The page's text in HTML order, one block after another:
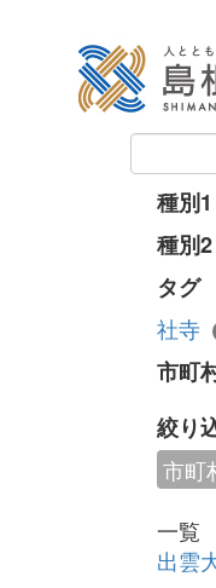
種別1
種別2
タグ
社寺
市町
絞り
市町
一覧
出雲